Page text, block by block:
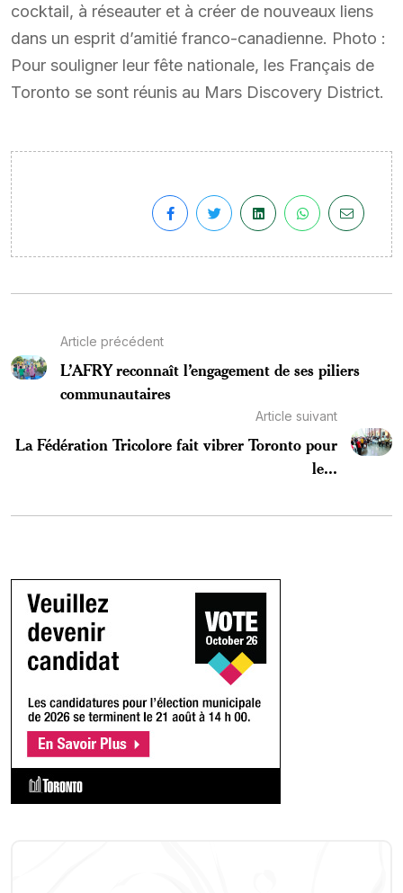
cocktail, à réseauter et à créer de nouveaux liens
dans un esprit d’amitié franco-canadienne. Photo :
Pour souligner leur fête nationale, les Français de
Toronto se sont réunis au Mars Discovery District.
Article précédent
L’AFRY reconnaît l’engagement de ses piliers
communautaires
Article suivant
La Fédération Tricolore fait vibrer Toronto pour
le...